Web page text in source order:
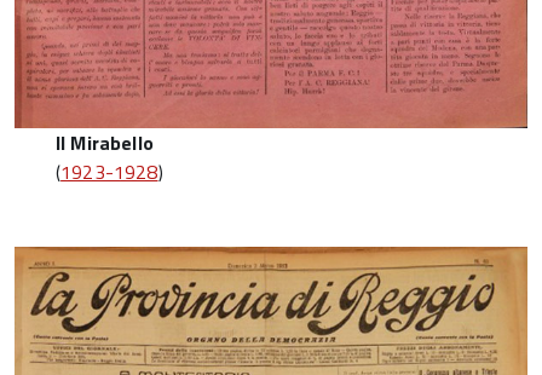
Il Mirabello
(1923-1928)